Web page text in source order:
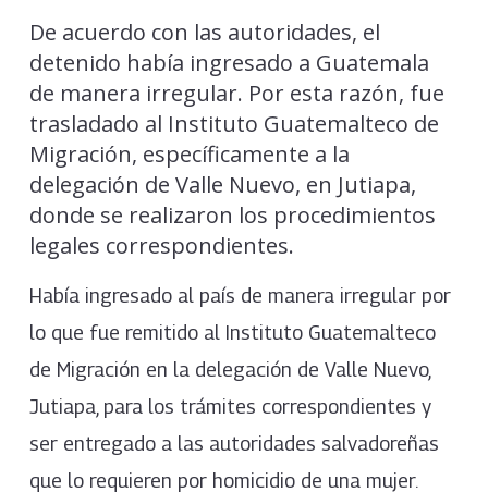
De acuerdo con las autoridades, el
detenido había ingresado a Guatemala
de manera irregular. Por esta razón, fue
trasladado al Instituto Guatemalteco de
Migración, específicamente a la
delegación de Valle Nuevo, en Jutiapa,
donde se realizaron los procedimientos
legales correspondientes.
Había ingresado al país de manera irregular por
lo que fue remitido al Instituto Guatemalteco
de Migración en la delegación de Valle Nuevo,
Jutiapa, para los trámites correspondientes y
ser entregado a las autoridades salvadoreñas
que lo requieren por homicidio de una mujer.